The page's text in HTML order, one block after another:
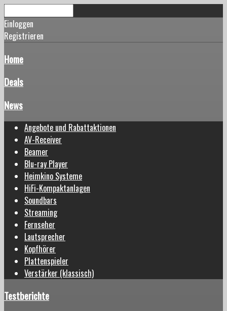
Einloggen
Registrieren
Home
Deals
News
Angebote und Rabattaktionen
AV-Receiver
Beamer
Blu-ray Player
Heimkino Systeme
HiFi-Kompaktanlagen
Soundbars
Streaming
Fernseher
Lautsprecher
Kopfhörer
Plattenspieler
Verstärker (klassisch)
Testberichte